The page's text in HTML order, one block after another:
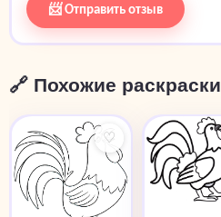
📨 Отправить отзыв
🔗 Похожие раскраски
♡